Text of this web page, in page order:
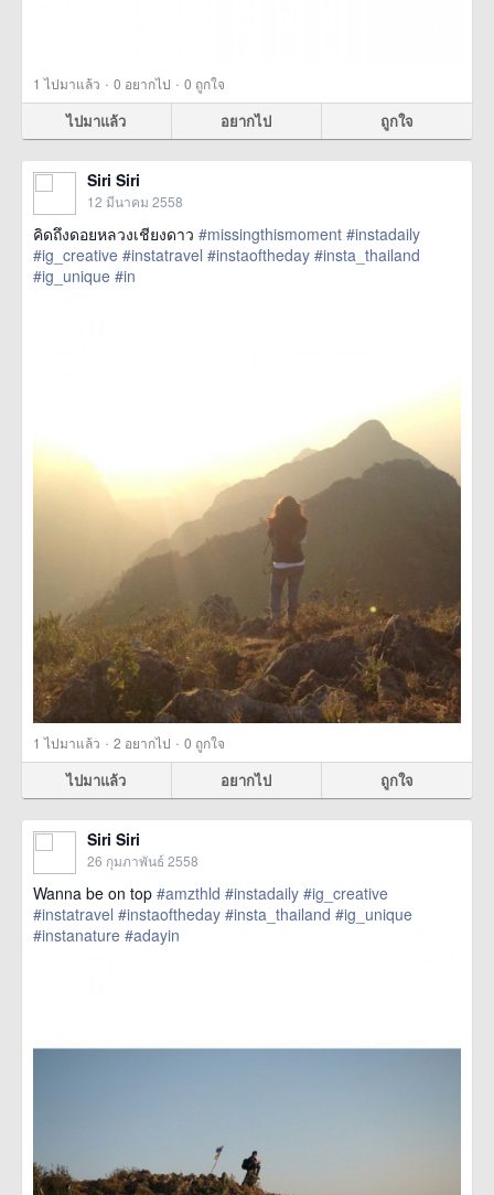
1 ไปมาแล้ว · 0 อยากไป · 0 ถูกใจ
ไปมาแล้ว อยากไป ถูกใจ
Siri Siri
12 มีนาคม 2558
คิดถึงดอยหลวงเชียงดาว #missingthismoment #instadaily
#ig_creative #instatravel #instaoftheday #insta_thailand
#ig_unique #in
1 ไปมาแล้ว · 2 อยากไป · 0 ถูกใจ
ไปมาแล้ว อยากไป ถูกใจ
Siri Siri
26 กุมภาพันธ์ 2558
Wanna be on top #amzthld #instadaily #ig_creative
#instatravel #instaoftheday #insta_thailand #ig_unique
#instanature #adayin